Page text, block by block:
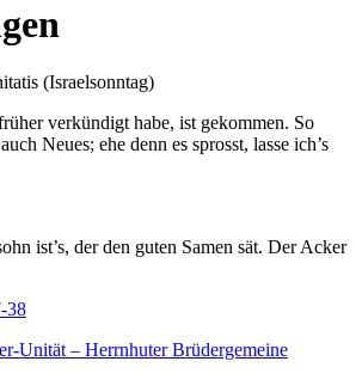
(Israelsonntag)
verkündigt habe, ist gekommen. So
Neues; ehe denn es sprosst, lasse ich’s
ist’s, der den guten Samen sät. Der Acker
38
Unität – Herrnhuter Brüdergemeine